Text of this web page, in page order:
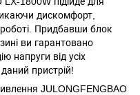
дискомфорт,
Придбавши блок
ви гарантовано
напруги від усіх
пристрій!
JULONGFENGBAO